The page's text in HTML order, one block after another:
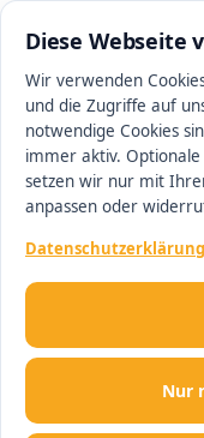
Diese Webseite
Wir verwenden
und die Zugriffe auf
notwendige Cookies
immer aktiv.
setzen wir nur mit
anpassen oder
Datenschutzerklärung
Nur